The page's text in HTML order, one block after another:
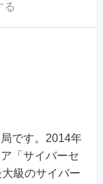
る
です。2014年
「サイバーセ
級のサイバー